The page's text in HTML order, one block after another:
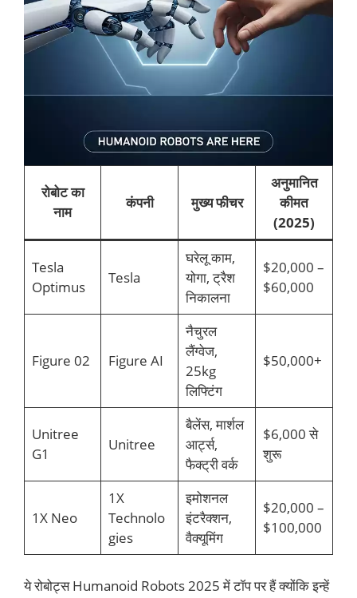
रोबोट का
नाम
कंपनी मुख्य फीचर
अनुमानित
कीमत
(2025)
Tesla
Optimus
Tesla
घरेलू काम,
योगा, ट्रैश
निकालना
$20,000 –
$60,000
Figure 02 Figure AI
नैचुरल
लैंग्वेज,
25kg
लिफ्टिंग
$50,000+
Unitree
G1
Unitree
बैलेंस, मार्शल
आर्ट्स,
फैक्ट्री वर्क
$6,000 से
शुरू
1X Neo
1X
Technolo
gies
इमोशनल
इंटरैक्शन,
वैक्यूमिंग
$20,000 –
$100,000
ये रोबोट्स Humanoid Robots 2025 में टॉप पर हैं क्योंकि इन्हें